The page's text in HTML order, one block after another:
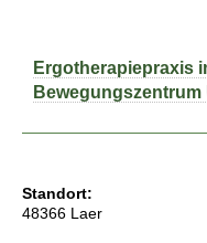
Ergotherapiepraxis
Standort:
48366 Laer